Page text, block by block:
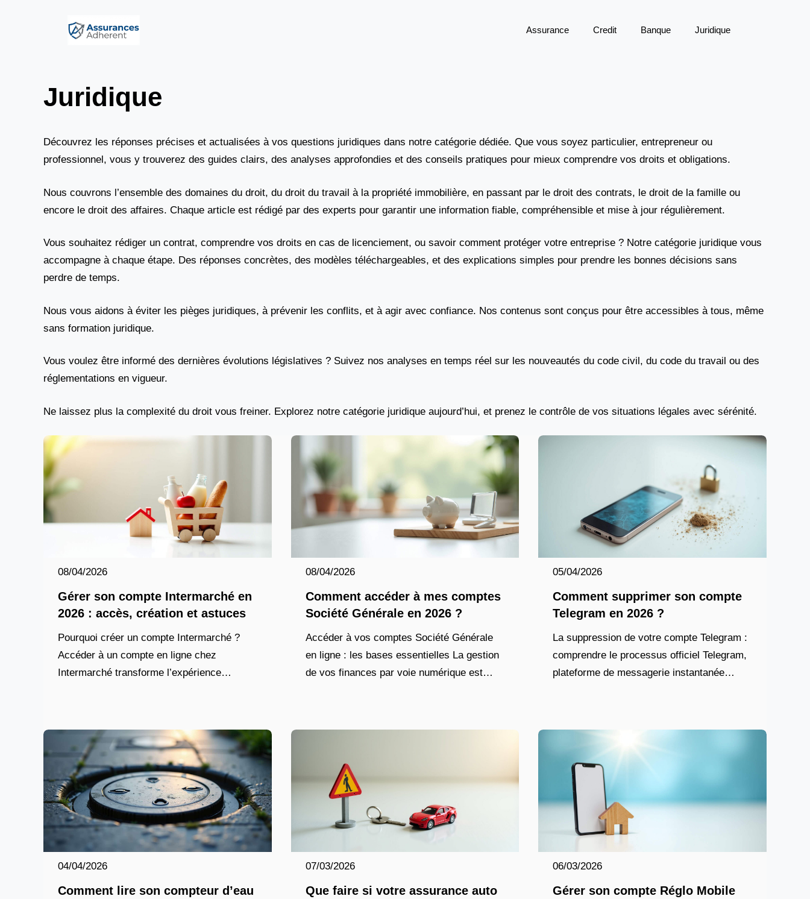
Assurance Credit Banque Juridique
Juridique
Découvrez les réponses précises et actualisées à vos questions juridiques dans notre catégorie dédiée. Que vous soyez particulier, entrepreneur ou
professionnel, vous y trouverez des guides clairs, des analyses approfondies et des conseils pratiques pour mieux comprendre vos droits et obligations.
Nous couvrons l’ensemble des domaines du droit, du droit du travail à la propriété immobilière, en passant par le droit des contrats, le droit de la famille ou
encore le droit des affaires. Chaque article est rédigé par des experts pour garantir une information fiable, compréhensible et mise à jour régulièrement.
Vous souhaitez rédiger un contrat, comprendre vos droits en cas de licenciement, ou savoir comment protéger votre entreprise ? Notre catégorie juridique vous
accompagne à chaque étape. Des réponses concrètes, des modèles téléchargeables, et des explications simples pour prendre les bonnes décisions sans
perdre de temps.
Nous vous aidons à éviter les pièges juridiques, à prévenir les conflits, et à agir avec confiance. Nos contenus sont conçus pour être accessibles à tous, même
sans formation juridique.
Vous voulez être informé des dernières évolutions législatives ? Suivez nos analyses en temps réel sur les nouveautés du code civil, du code du travail ou des
réglementations en vigueur.
Ne laissez plus la complexité du droit vous freiner. Explorez notre catégorie juridique aujourd’hui, et prenez le contrôle de vos situations légales avec sérénité.
08/04/2026
Gérer son compte Intermarché en
2026 : accès, création et astuces
Pourquoi créer un compte Intermarché ?
Accéder à un compte en ligne chez
Intermarché transforme l’expérience
08/04/2026
Comment accéder à mes comptes
Société Générale en 2026 ?
Accéder à vos comptes Société Générale
en ligne : les bases essentielles La gestion
de vos finances par voie numérique est
05/04/2026
Comment supprimer son compte
Telegram en 2026 ?
La suppression de votre compte Telegram :
comprendre le processus officiel Telegram,
plateforme de messagerie instantanée
04/04/2026
Comment lire son compteur d’eau
07/03/2026
Que faire si votre assurance auto
06/03/2026
Gérer son compte Réglo Mobile